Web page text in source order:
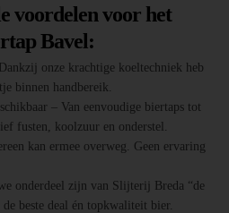
voordelen voor het
Bavel:
onze krachtige koeltechniek heb
binnen handbereik.
– Van eenvoudige biertaps tot
fusten, koolzuur en onderstel.
kan ermee overweg. Geen ervaring
onderdeel zijn van Slijterij Breda “de
beste deal én topkwaliteit bier.